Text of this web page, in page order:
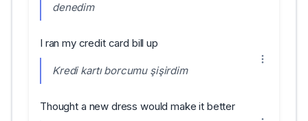
denedim
I ran my credit card bill up
Kredi kartı borcumu şişirdim
Thought a new dress would make it better